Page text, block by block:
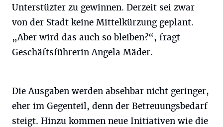
Unterstüzter zu gewinnen. Derzeit sei zwar
von der Stadt keine Mittelkürzung geplant.
„Aber wird das auch so bleiben?“, fragt
Geschäftsführerin Angela Mäder.
Die Ausgaben werden absehbar nicht geringer,
eher im Gegenteil, denn der Betreuungsbedarf
steigt. Hinzu kommen neue Initiativen wie die